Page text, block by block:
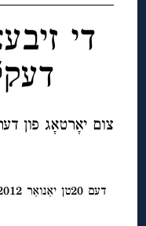
צום יאָרטאָג פון